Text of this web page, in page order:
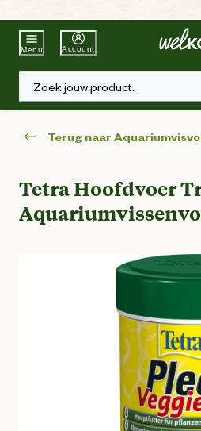
Beste
Menu Account
Zoek jouw product.
Terug naar
Tetra Hoofdvoer